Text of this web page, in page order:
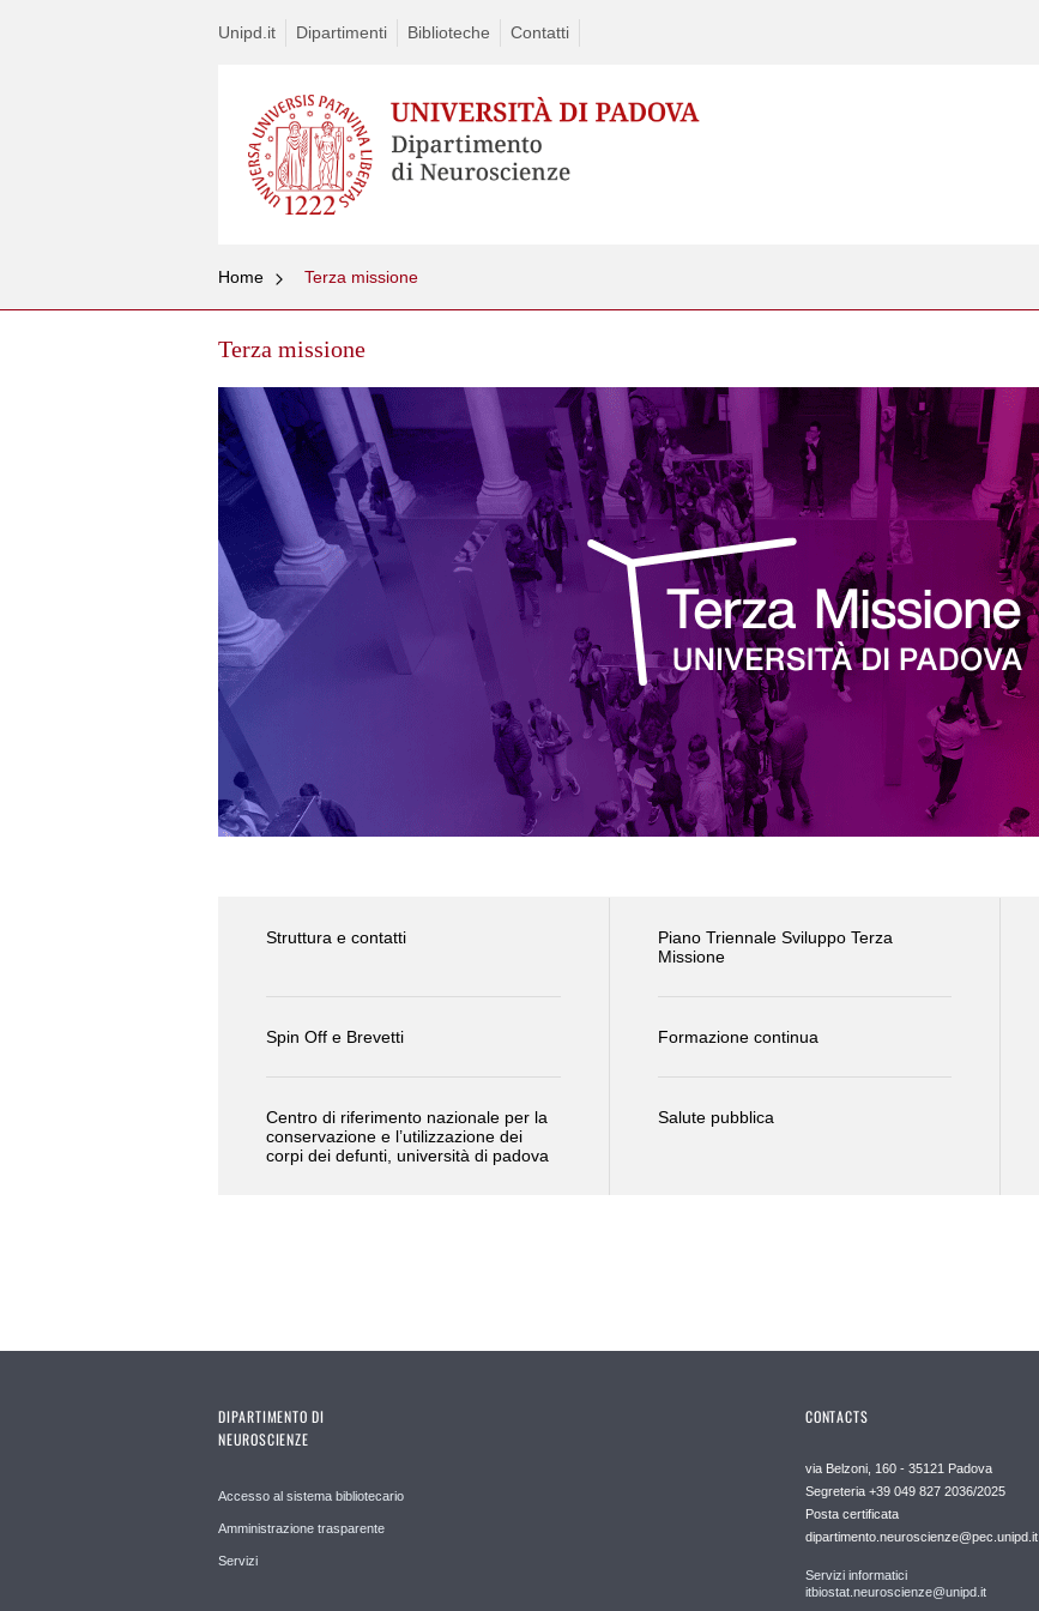
Unipd.it Dipartimenti Biblioteche Contatti
Home Terza missione
Terza missione
Struttura e contatti
Piano Triennale Sviluppo Terza
Missione
Spin Off e Brevetti Formazione continua
Centro di riferimento nazionale per la
conservazione e l’utilizzazione dei
corpi dei defunti, università di padova
Salute pubblica
DIPARTIMENTO DI
NEUROSCIENZE
Accesso al sistema bibliotecario
Amministrazione trasparente
Servizi
CONTACTS
via Belzoni, 160 - 35121 Padova
Segreteria +39 049 827 2036/2025
Posta certificata
dipartimento.neuroscienze@pec.unipd.it
Servizi informatici
itbiostat.neuroscienze@unipd.it